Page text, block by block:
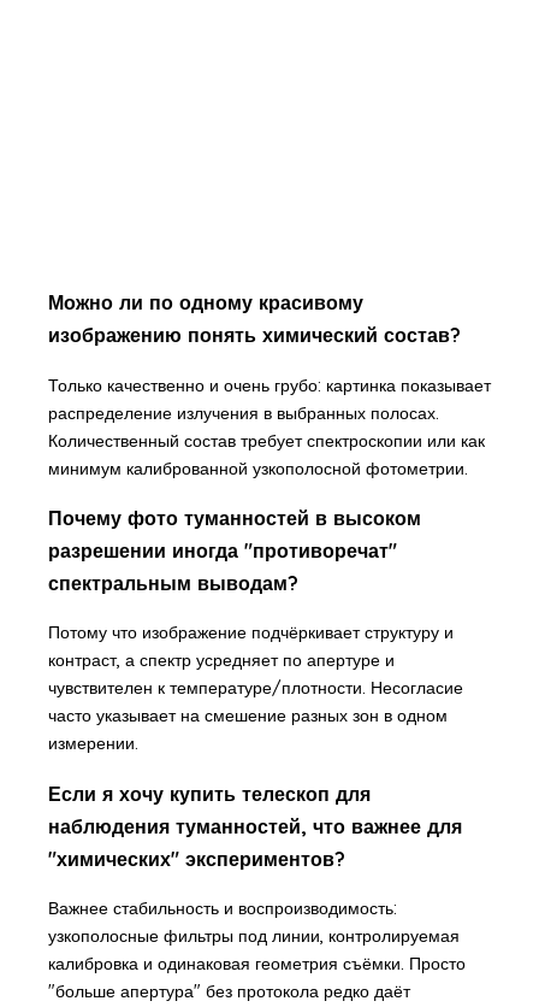
Можно ли по одному красивому
изображению понять химический состав?
Только качественно и очень грубо: картинка показывает
распределение излучения в выбранных полосах.
Количественный состав требует спектроскопии или как
минимум калиброванной узкополосной фотометрии.
Почему фото туманностей в высоком
разрешении иногда "противоречат"
спектральным выводам?
Потому что изображение подчёркивает структуру и
контраст, а спектр усредняет по апертуре и
чувствителен к температуре/плотности. Несогласие
часто указывает на смешение разных зон в одном
измерении.
Если я хочу купить телескоп для
наблюдения туманностей, что важнее для
"химических" экспериментов?
Важнее стабильность и воспроизводимость:
узкополосные фильтры под линии, контролируемая
калибровка и одинаковая геометрия съёмки. Просто
"больше апертура" без протокола редко даёт